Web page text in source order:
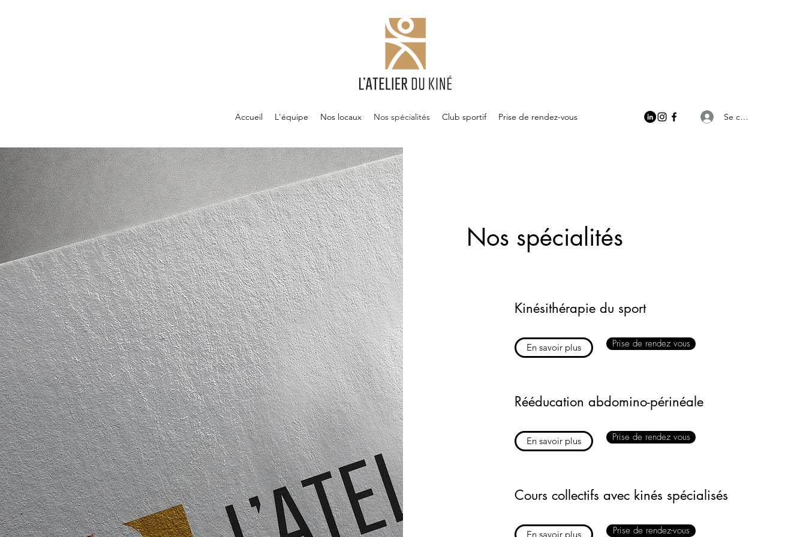
Accueil L'équipe Nos locaux Nos spécialités Club sportif Prise de rendez-vous Se connecter
Nos spécialités
Kinésithérapie du sport
En savoir plus Prise de rendez vous
Rééducation abdomino-périnéale
En savoir plus Prise de rendez vous
Cours collectifs avec kinés spécialisés
En savoir plus Prise de rendez-vous